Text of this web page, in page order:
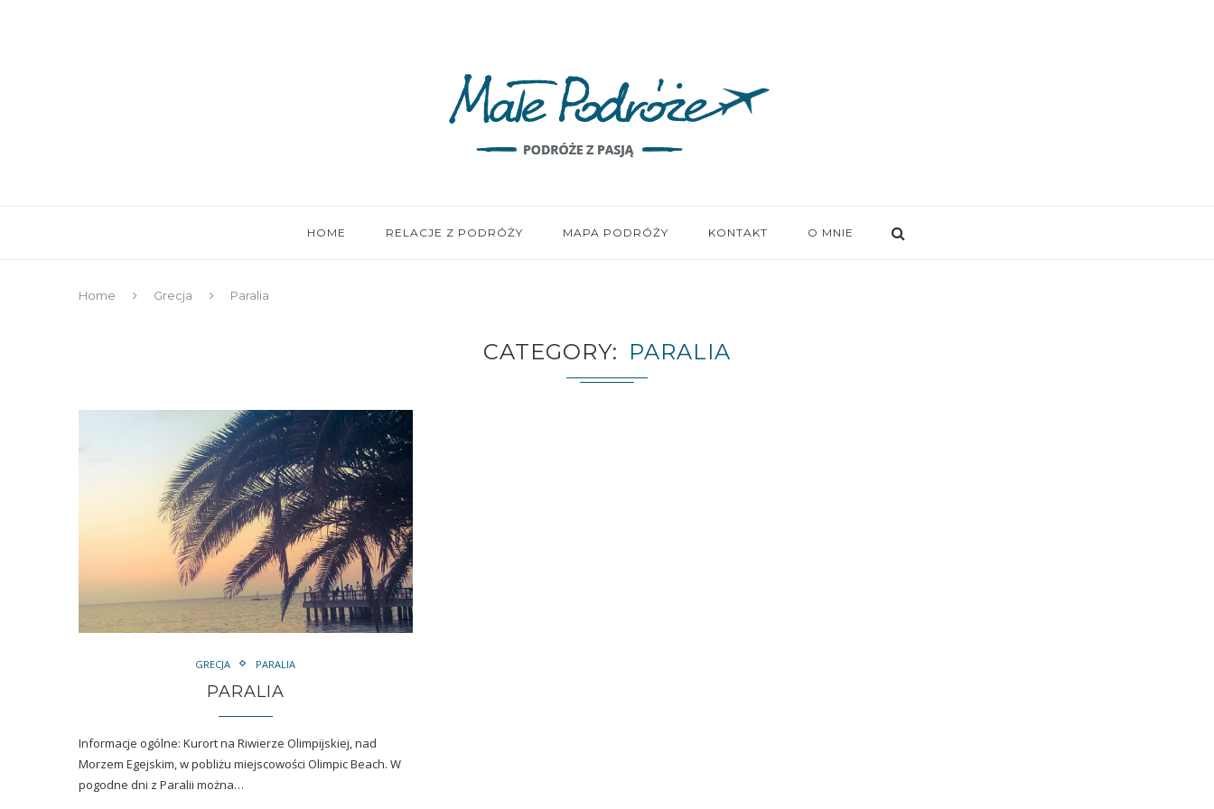
HOME RELACJE Z PODRÓŻY MAPA PODRÓŻY KONTAKT O MNIE
Home Grecja Paralia
CATEGORY PARALIA
GRECJA PARALIA
PARALIA
Informacje ogólne: Kurort na Riwierze Olimpijskiej, nad
Morzem Egejskim, w pobliżu miejscowości Olimpic Beach. W
pogodne dni z Paralii można…